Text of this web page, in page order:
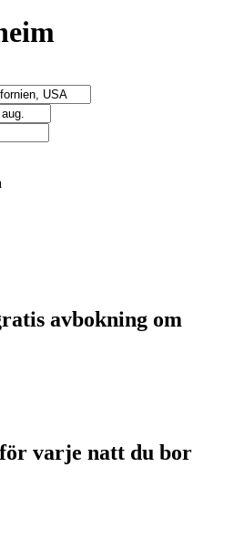
avbokning om
varje natt du bor